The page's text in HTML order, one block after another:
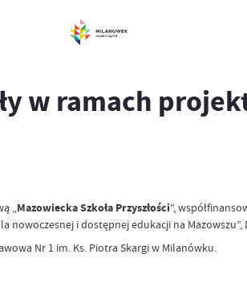
w ramach
„Mazowiecka Szkoła Przyszłości”,
i dostępnej edukacji na
Nr 1 im. Ks. Piotra Skargi w Milanówku.